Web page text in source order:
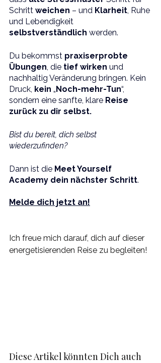
Schritt weichen – und Klarheit, Ruhe
und Lebendigkeit
selbstverständlich werden.
Du bekommst praxiserprobte
Übungen, die tief wirken und
nachhaltig Veränderung bringen. Kein
Druck, kein „Noch-mehr-Tun“,
sondern eine sanfte, klare Reise
zurück zu dir selbst.
Bist du bereit, dich selbst
wiederzufinden?
Dann ist die Meet Yourself
Academy dein nächster Schritt.
Melde dich jetzt an!
Ich freue mich darauf, dich auf dieser
energetisierenden Reise zu begleiten!
Diese Artikel könnten Dich auch